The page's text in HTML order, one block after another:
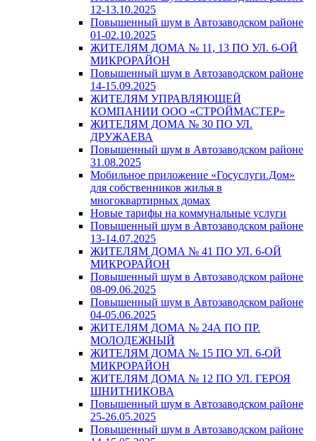
12-13.10.2025
Повышенный шум в Автозаводском районе
01-02.10.2025
ЖИТЕЛЯМ ДОМА № 11, 13 ПО УЛ. 6-ОЙ
МИКРОРАЙОН
Повышенный шум в Автозаводском районе
14-15.09.2025
ЖИТЕЛЯМ УПРАВЛЯЮЩЕЙ
КОМПАНИИ ООО «СТРОЙМАСТЕР»
ЖИТЕЛЯМ ДОМА № 30 ПО УЛ.
ДРУЖАЕВА
Повышенный шум в Автозаводском районе
31.08.2025
Мобильное приложение «Госуслуги.Дом»
для собственников жилья в
многоквартирных домах
Новые тарифы на коммунальные услуги
Повышенный шум в Автозаводском районе
13-14.07.2025
ЖИТЕЛЯМ ДОМА № 41 ПО УЛ. 6-ОЙ
МИКРОРАЙОН
Повышенный шум в Автозаводском районе
08-09.06.2025
Повышенный шум в Автозаводском районе
04-05.06.2025
ЖИТЕЛЯМ ДОМА № 24А ПО ПР.
МОЛОДЕЖНЫЙ
ЖИТЕЛЯМ ДОМА № 15 ПО УЛ. 6-ОЙ
МИКРОРАЙОН
ЖИТЕЛЯМ ДОМА № 12 ПО УЛ. ГЕРОЯ
ШНИТНИКОВА
Повышенный шум в Автозаводском районе
25-26.05.2025
Повышенный шум в Автозаводском районе